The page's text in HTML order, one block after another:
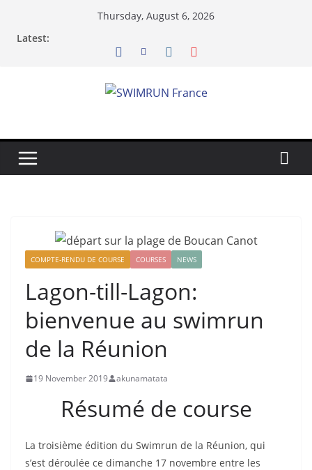
Thursday, August 6, 2026
Latest:
COMPTE-RENDU DE COURSE COURSES NEWS
Lagon-till-Lagon:
bienvenue au swimrun
de la Réunion
19 November 2019 akunamatata
Résumé de course
La troisième édition du Swimrun de la Réunion, qui
s’est déroulée ce dimanche 17 novembre entre les